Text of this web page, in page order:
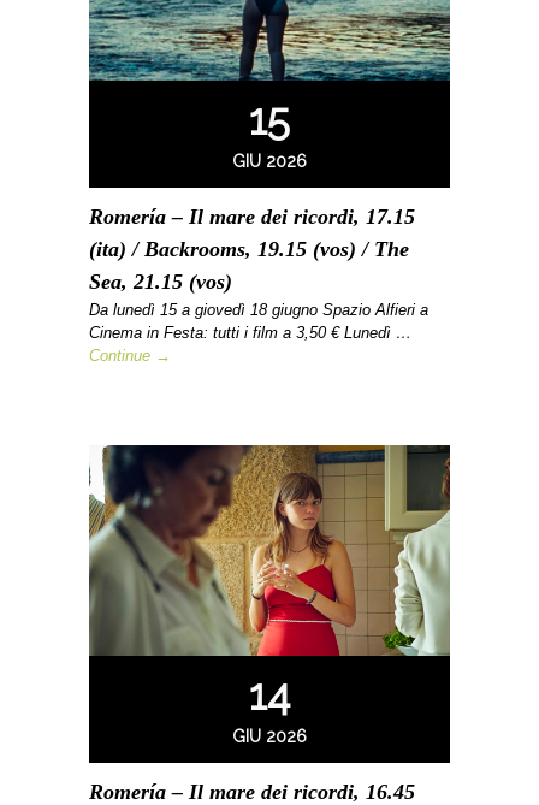
15
GIU 2026
Romería – Il mare dei ricordi, 17.15
(ita) / Backrooms, 19.15 (vos) / The
Sea, 21.15 (vos)
Da lunedì 15 a giovedì 18 giugno Spazio Alfieri a
Cinema in Festa: tutti i film a 3,50 € Lunedì …
Continue →
14
GIU 2026
Romería – Il mare dei ricordi, 16.45